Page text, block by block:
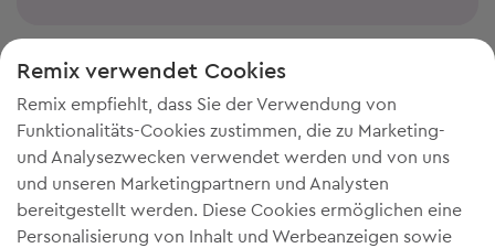
Remix verwendet Cookies
Remix empfiehlt, dass Sie der Verwendung von
Funktionalitäts-Cookies zustimmen, die zu Marketing-
und Analysezwecken verwendet werden und von uns
und unseren Marketingpartnern und Analysten
bereitgestellt werden. Diese Cookies ermöglichen eine
Personalisierung von Inhalt und Werbeanzeigen sowie